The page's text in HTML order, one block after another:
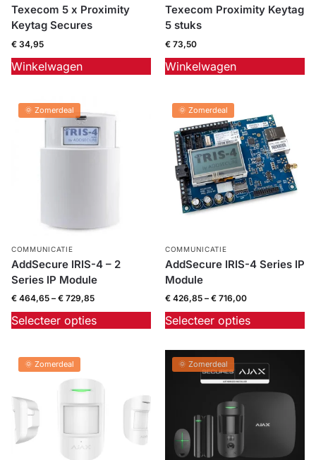
Texecom 5 x Proximity
Keytag Secures
€ 34,95
Winkelwagen
Texecom Proximity Keytag
5 stuks
€ 73,50
Winkelwagen
🌞 Zomerdeal
COMMUNICATIE
AddSecure IRIS-4 – 2
Series IP Module
€ 464,65 – € 729,85
Selecteer opties
🌞 Zomerdeal
COMMUNICATIE
AddSecure IRIS-4 Series IP
Module
€ 426,85 – € 716,00
Selecteer opties
🌞 Zomerdeal 🌞 Zomerdeal